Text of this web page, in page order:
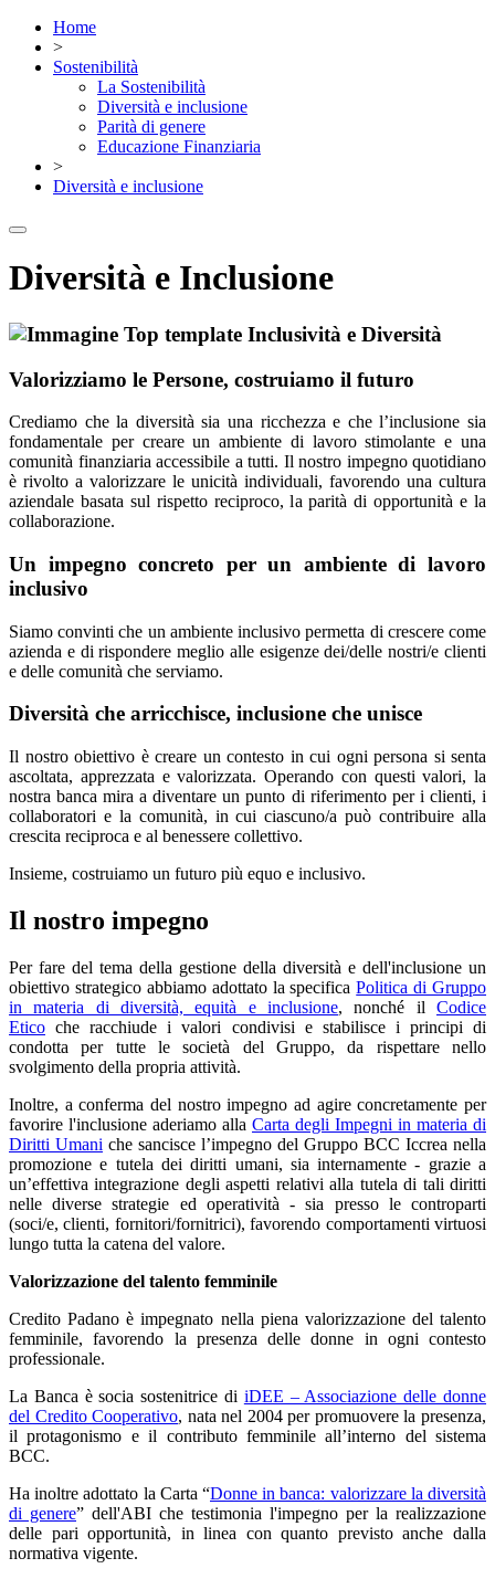
Home
>
Sostenibilità
La Sostenibilità
Diversità e inclusione
Parità di genere
Educazione Finanziaria
>
Diversità e inclusione
Diversità e Inclusione
Valorizziamo le Persone, costruiamo il futuro
Crediamo che la diversità sia una ricchezza e che l’inclusione sia
fondamentale per creare un ambiente di lavoro stimolante e una
comunità finanziaria accessibile a tutti. Il nostro impegno quotidiano
è rivolto a valorizzare le unicità individuali, favorendo una cultura
aziendale basata sul rispetto reciproco, la parità di opportunità e la
collaborazione.
Un impegno concreto per un ambiente di lavoro
inclusivo
Siamo convinti che un ambiente inclusivo permetta di crescere come
azienda e di rispondere meglio alle esigenze dei/delle nostri/e clienti
e delle comunità che serviamo.
Diversità che arricchisce, inclusione che unisce
Il nostro obiettivo è creare un contesto in cui ogni persona si senta
ascoltata, apprezzata e valorizzata. Operando con questi valori, la
nostra banca mira a diventare un punto di riferimento per i clienti, i
collaboratori e la comunità, in cui ciascuno/a può contribuire alla
crescita reciproca e al benessere collettivo.
Insieme, costruiamo un futuro più equo e inclusivo.
Il nostro impegno
Per fare del tema della gestione della diversità e dell'inclusione un
obiettivo strategico abbiamo adottato la specificaPolitica di Gruppo
in materia di diversità, equità e inclusione, nonché il Codice
Etico che racchiude i valori condivisi e stabilisce i principi di
condotta per tutte le società del Gruppo, da rispettare nello
svolgimento della propria attività.
Inoltre, a conferma del nostro impegno ad agire concretamente per
favorire l'inclusione aderiamo alla Carta degli Impegni in materia di
Diritti Umani che sancisce l’impegno del Gruppo BCC Iccrea nella
promozione e tutela dei diritti umani, sia internamente - grazie a
un’effettiva integrazione degli aspetti relativi alla tutela di tali diritti
nelle diverse strategie ed operatività - sia presso le controparti
(soci/e, clienti, fornitori/fornitrici), favorendo comportamenti virtuosi
lungo tutta la catena del valore.
Valorizzazione del talento femminile
Credito Padano è impegnato nella piena valorizzazione del talento
femminile, favorendo la presenza delle donne in ogni contesto
professionale.
La Banca è socia sostenitrice di iDEE – Associazione delle donne
del Credito Cooperativo, nata nel 2004 per promuovere la presenza,
il protagonismo e il contributo femminile all’interno del sistema
BCC.
Ha inoltre adottato la Carta “Donne in banca: valorizzare la diversità
di genere” dell'ABI che testimonia l'impegno per la realizzazione
delle pari opportunità, in linea con quanto previsto anche dalla
normativa vigente.